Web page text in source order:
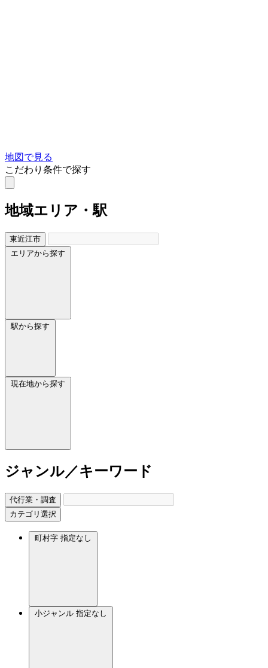
地図で見る
こだわり条件で探す
地域エリア・駅
東近江市
エリアから探す
駅から探す
現在地から探す
ジャンル／キーワード
代行業・調査
カテゴリ選択
町村字 指定なし
小ジャンル 指定なし